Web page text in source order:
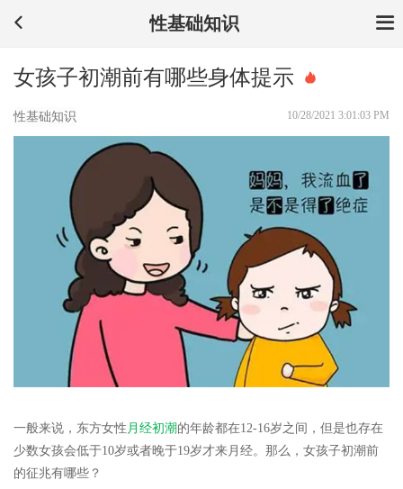
性基础知识
女孩子初潮前有哪些身体提示
性基础知识 10/28/2021 3:01:03 PM
一般来说，东方女性 月经初潮的年龄都在12-16岁之间，但是也存在
少数女孩会低于10岁或者晚于19岁才来月经。那么，女孩子初潮前
的征兆有哪些？